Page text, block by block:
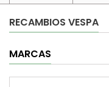
RECAMBIOS VESPA
MARCAS